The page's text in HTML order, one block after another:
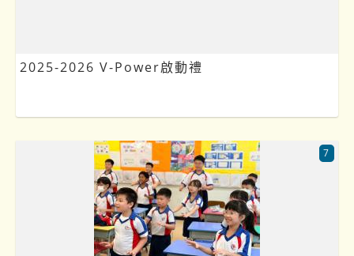
2025-2026 V-Power啟動禮
7